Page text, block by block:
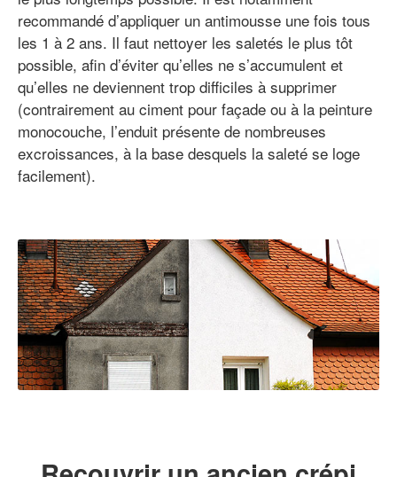
recommandé d’appliquer un antimousse une fois tous
les 1 à 2 ans. Il faut nettoyer les saletés le plus tôt
possible, afin d’éviter qu’elles ne s’accumulent et
qu’elles ne deviennent trop difficiles à supprimer
(contrairement au ciment pour façade ou à la peinture
monocouche, l’enduit présente de nombreuses
excroissances, à la base desquels la saleté se loge
facilement).